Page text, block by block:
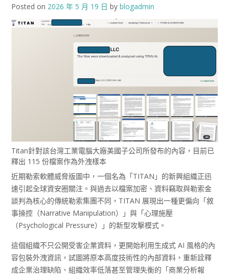
Posted on 2026 年 5 月 19 日 by blogadmin
Titan針對該台灣工業電腦大廠美國子公司所發布的內容，目前已
釋出 115 份檔案作為外洩樣本
近期勒索軟體威脅版圖中，一個名為「TITAN」的新興組織正迅
速引起全球資安圈關注。與過去以檔案加密、資料竊取與勒索金
談判為核心的傳統勒索集團不同，TITAN 展現出一種更偏向「敘
事操控（Narrative Manipulation）」與「心理施壓
（Psychological Pressure）」的新型攻擊模式。
這個組織不只公開受害企業資料，更開始利用生成式 AI 風格的內
容包裝外洩資訊，試圖將原本高度技術性的內部資料，重新詮釋
成企業治理缺陷、組織效率低落甚至管理失衡的「商業分析報